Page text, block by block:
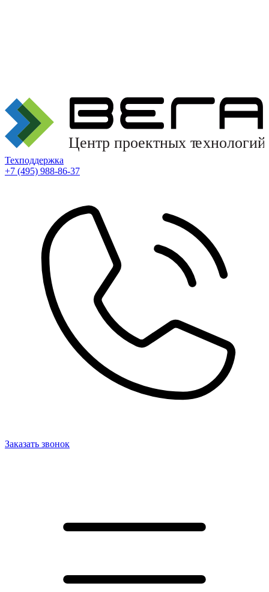
Техподдержка
+7 (495) 988-86-37
Заказать звонок